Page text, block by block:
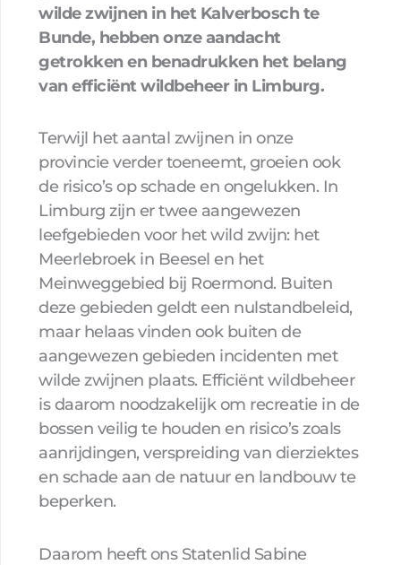
wilde zwijnen in het Kalverbosch te
Bunde, hebben onze aandacht
getrokken en benadrukken het belang
van efficiënt wildbeheer in Limburg.
Terwijl het aantal zwijnen in onze
provincie verder toeneemt, groeien ook
de risico’s op schade en ongelukken. In
Limburg zijn er twee aangewezen
leefgebieden voor het wild zwijn: het
Meerlebroek in Beesel en het
Meinweggebied bij Roermond. Buiten
deze gebieden geldt een nulstandbeleid,
maar helaas vinden ook buiten de
aangewezen gebieden incidenten met
wilde zwijnen plaats. Efficiënt wildbeheer
is daarom noodzakelijk om recreatie in de
bossen veilig te houden en risico’s zoals
aanrijdingen, verspreiding van dierziektes
en schade aan de natuur en landbouw te
beperken.
Daarom heeft ons Statenlid Sabine